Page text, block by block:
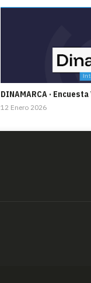
DINAMARCA ·
12 Enero 2026